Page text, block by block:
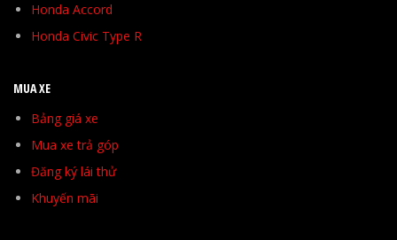
Honda Accord
Honda Civic Type R
MUA XE
Bảng giá xe
Mua xe trả góp
Đăng ký lái thử
Khuyến mãi